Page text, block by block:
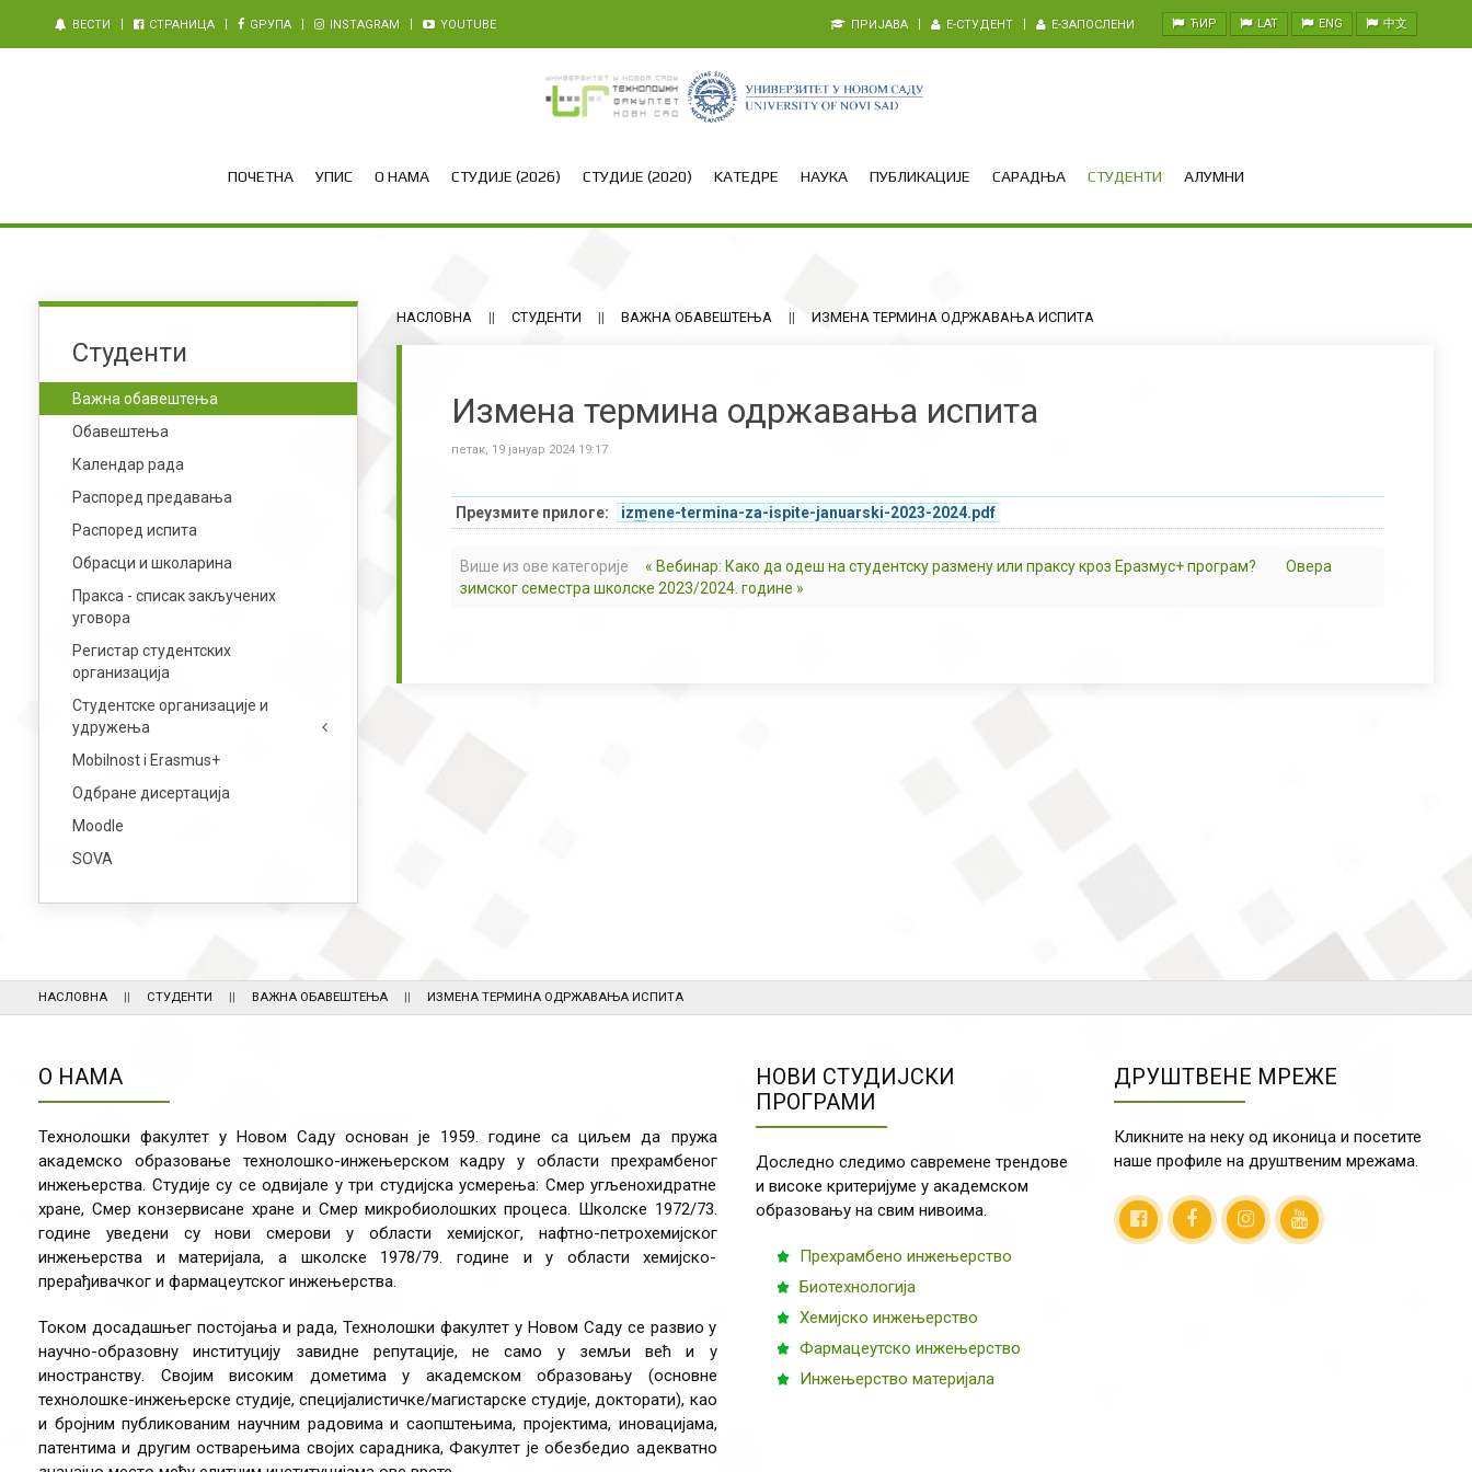
ВЕСТИ СТРАНИЦА GРУПА INSTAGRAM YOUTUBE ЋИР LAT ENG 中文
ПРИЈАВА E-СТУДЕНТ E-ЗАПОСЛЕНИ
ПОЧЕТНА УПИС О НАМА СТУДИЈЕ (2026) СТУДИЈЕ (2020) KАТЕДРЕ НАУКА ПУБЛИКАЦИЈЕ САРАДЊА СТУДЕНТИ АЛУМНИ
НАСЛОВНА СТУДЕНТИ ВАЖНА ОБАВЕШТЕЊА ИЗМЕНА ТЕРМИНА ОДРЖАВАЊА ИСПИТА
Измена термина одржавања испита
петак, 19 јануар 2024 19:17
Преузмите прилоге: izmene-termina-za-ispite-januarski-2023-2024.pdf
Више из ове категорије « Вебинар: Како да одеш на студентску размену или праксу кроз Еразмус+ програм?
Овера
зимског семестра школске 2023/2024. године »
Студенти
Важна обавештења
Обавештења
Календар рада
Распоред предавања
Распоред испита
Обрасци и школарина
Пракса - списак закључених
уговора
Регистар студентских
организација
Студентске организације и
удружења
Mobilnost i Erasmus+
Одбране дисертација
Moodle
SOVA
НАСЛОВНА СТУДЕНТИ ВАЖНА ОБАВЕШТЕЊА ИЗМЕНА ТЕРМИНА ОДРЖАВАЊА ИСПИТА
О НАМА
Технолошки факултет у Новом Саду основан је 1959. године са циљем да пружа
академско образовање технолошко-инжењерском кадру у области прехрамбеног
инжењерства. Студије су се одвијале у три студијска усмерења: Смер угљенохидратне
хране, Смер конзервисане хране и Смер микробиолошких процеса. Школске 1972/73.
године уведени су нови смерови у области хемијског, нафтно-петрохемијског
инжењерства и материјала, а школске 1978/79. године и у области хемијско-
прерађивачког и фармацеутског инжењерства.
Током досадашњег постојања и рада, Технолошки факултет у Новом Саду се развио у
научно-образовну институцију завидне репутације, не само у земљи већ и у
иностранству. Својим високим дометима у академском образовању (основне
технолошке-инжењерске студије, специјалистичке/магистарске студије, докторати), као
и бројним публикованим научним радовима и саопштењима, пројектима, иновацијама,
патентима и другим остварењима својих сарадника, Факултет је обезбедио адекватно
НОВИ СТУДИЈСКИ
ПРОГРАМИ
Доследно следимо савремене трендове
и високе критеријуме у академском
образовању на свим нивоима.
Прехрамбено инжењерство
Биотехнологија
Хемијско инжењерство
Фармацеутско инжењерство
Инжењерство материјала
ДРУШТВЕНЕ МРЕЖЕ
Кликните на неку од иконица и посетите
наше профиле на друштвеним мрежама.